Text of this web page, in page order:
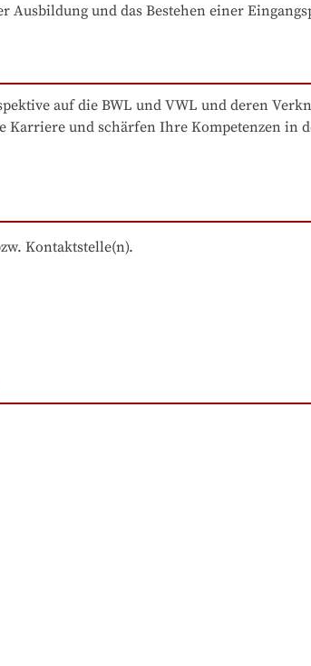
Ausbildung und das Bestehen einer
auf die BWL und VWL und deren
und schärfen Ihre Kompetenzen in
Kontaktstelle(n).